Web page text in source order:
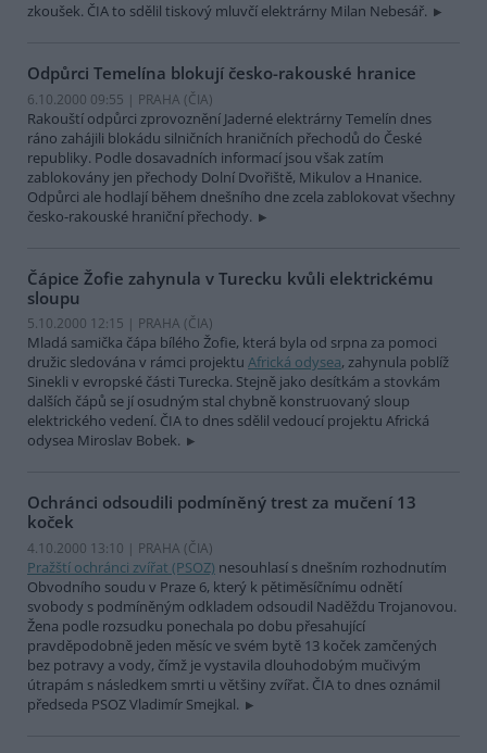
zkoušek. ČIA to sdělil tiskový mluvčí elektrárny Milan Nebesář.
Odpůrci Temelína blokují česko-rakouské hranice
6.10.2000 09:55 | PRAHA (ČIA)
Rakouští odpůrci zprovoznění Jaderné elektrárny Temelín dnes
ráno zahájili blokádu silničních hraničních přechodů do České
republiky. Podle dosavadních informací jsou však zatím
zablokovány jen přechody Dolní Dvořiště, Mikulov a Hnanice.
Odpůrci ale hodlají během dnešního dne zcela zablokovat všechny
česko-rakouské hraniční přechody.
Čápice Žofie zahynula v Turecku kvůli elektrickému
sloupu
5.10.2000 12:15 | PRAHA (ČIA)
Mladá samička čápa bílého Žofie, která byla od srpna za pomoci
družic sledována v rámci projektu Africká odysea, zahynula poblíž
Sinekli v evropské části Turecka. Stejně jako desítkám a stovkám
dalších čápů se jí osudným stal chybně konstruovaný sloup
elektrického vedení. ČIA to dnes sdělil vedoucí projektu Africká
odysea Miroslav Bobek.
Ochránci odsoudili podmíněný trest za mučení 13
koček
4.10.2000 13:10 | PRAHA (ČIA)
Pražští ochránci zvířat (PSOZ) nesouhlasí s dnešním rozhodnutím
Obvodního soudu v Praze 6, který k pětiměsíčnímu odnětí
svobody s podmíněným odkladem odsoudil Naděždu Trojanovou.
Žena podle rozsudku ponechala po dobu přesahující
pravděpodobně jeden měsíc ve svém bytě 13 koček zamčených
bez potravy a vody, čímž je vystavila dlouhodobým mučivým
útrapám s následkem smrti u většiny zvířat. ČIA to dnes oznámil
předseda PSOZ Vladimír Smejkal.